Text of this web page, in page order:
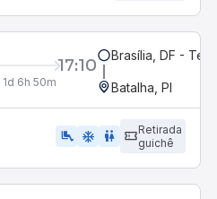
17:10
1d 6h 50m
Brasília, DF -
Batalha, PI
airline_seat_legroom_extra ac_unit wc
Retirada
guichê